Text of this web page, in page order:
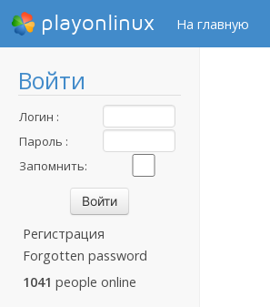
playonlinux На главную
Войти
Логин :
Пароль :
Запомнить:
Регистрация
Forgotten password
1041 people online